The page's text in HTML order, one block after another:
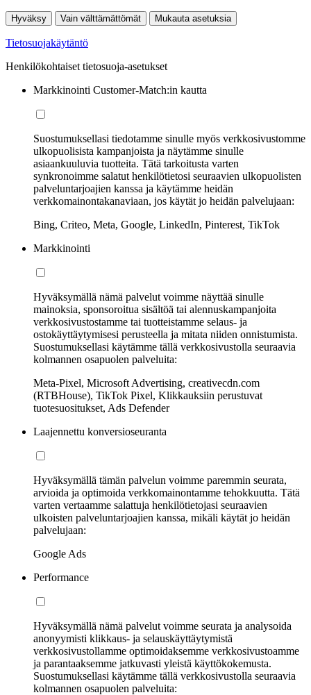
Hyväksy Vain välttämättömät Mukauta asetuksia
Tietosuojakäytäntö
Henkilökohtaiset tietosuoja-asetukset
Markkinointi Customer-Match:in kautta
Suostumuksellasi tiedotamme sinulle myös verkkosivustomme
ulkopuolisista kampanjoista ja näytämme sinulle
asiaankuuluvia tuotteita. Tätä tarkoitusta varten
synkronoimme salatut henkilötietosi seuraavien ulkopuolisten
palveluntarjoajien kanssa ja käytämme heidän
verkkomainontakanaviaan, jos käytät jo heidän palvelujaan:
Bing, Criteo, Meta, Google, LinkedIn, Pinterest, TikTok
Markkinointi
Hyväksymällä nämä palvelut voimme näyttää sinulle
mainoksia, sponsoroitua sisältöä tai alennuskampanjoita
verkkosivustostamme tai tuotteistamme selaus- ja
ostokäyttäytymisesi perusteella ja mitata niiden onnistumista.
Suostumuksellasi käytämme tällä verkkosivustolla seuraavia
kolmannen osapuolen palveluita:
Meta-Pixel, Microsoft Advertising, creativecdn.com
(RTBHouse), TikTok Pixel, Klikkauksiin perustuvat
tuotesuositukset, Ads Defender
Laajennettu konversioseuranta
Hyväksymällä tämän palvelun voimme paremmin seurata,
arvioida ja optimoida verkkomainontamme tehokkuutta. Tätä
varten vertaamme salattuja henkilötietojasi seuraavien
ulkoisten palveluntarjoajien kanssa, mikäli käytät jo heidän
palvelujaan:
Google Ads
Performance
Hyväksymällä nämä palvelut voimme seurata ja analysoida
anonyymisti klikkaus- ja selauskäyttäytymistä
verkkosivustollamme optimoidaksemme verkkosivustoamme
ja parantaaksemme jatkuvasti yleistä käyttökokemusta.
Suostumuksellasi käytämme tällä verkkosivustolla seuraavia
kolmannen osapuolen palveluita: